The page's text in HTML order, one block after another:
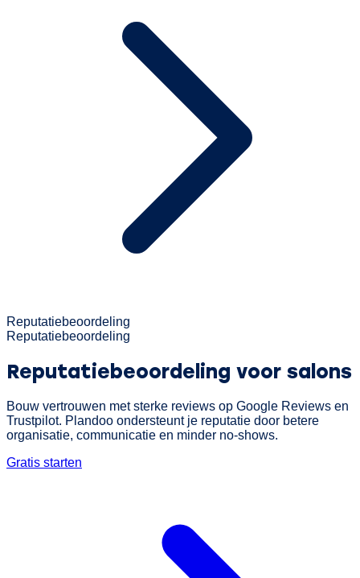
Reputatiebeoordeling
Reputatiebeoordeling
Reputatiebeoordeling voor salons
Bouw vertrouwen met sterke reviews op Google Reviews en
Trustpilot. Plandoo ondersteunt je reputatie door betere
organisatie, communicatie en minder no-shows.
Gratis starten